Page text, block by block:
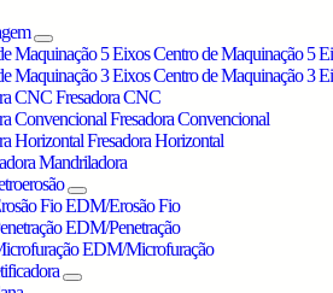
Maquinação 5 EixosCentro de Maquinação 5
Maquinação 3 EixosCentro de Maquinação 3
CNCFresadora CNC
ConvencionalFresadora Convencional
HorizontalFresadora Horizontal
Mandriladora
FioEDM/Erosão Fio
EDM/Penetração
EDM/Microfuração